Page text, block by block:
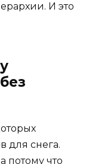
И это
для снега.
потому что